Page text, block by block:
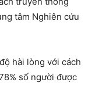
tâm Nghiên cứu
hài lòng với cách
số người được